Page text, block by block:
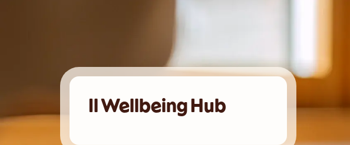
Il Wellbeing Hub